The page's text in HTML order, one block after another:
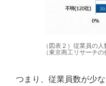
（図表２）従業員の
（東京商工リサーチの
つまり、従業員数が少